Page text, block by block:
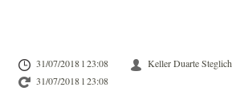
31/07/2018 l 23:08
Keller Duarte Steglich
31/07/2018 l 23:08